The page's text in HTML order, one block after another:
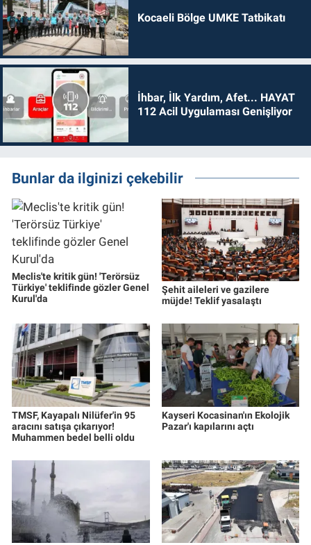
Kocaeli Bölge UMKE Tatbikatı
İhbar, İlk Yardım, Afet... HAYAT
112 Acil Uygulaması Genişliyor
Bunlar da ilginizi çekebilir
Meclis'te kritik gün! 'Terörsüz
Türkiye' teklifinde gözler Genel
Kurul'da
Şehit aileleri ve gazilere
müjde! Teklif yasalaştı
TMSF, Kayapalı Nilüfer'in 95
aracını satışa çıkarıyor!
Muhammen bedel belli oldu
Kayseri Kocasinan'ın Ekolojik
Pazar'ı kapılarını açtı